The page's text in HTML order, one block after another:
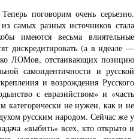
поговорим очень серьезно.
самых разных источников стала
имеются весьма влиятельные
дискредитировать (а в идеале —
ЛОМов, отстаивающих позицию
самоидентичности и русской
и возрождения Русского
с евразийством» и «часть
категорически не нужен, как и не
русским народом. Сейчас же у
«выбить» всех, кто открыто и